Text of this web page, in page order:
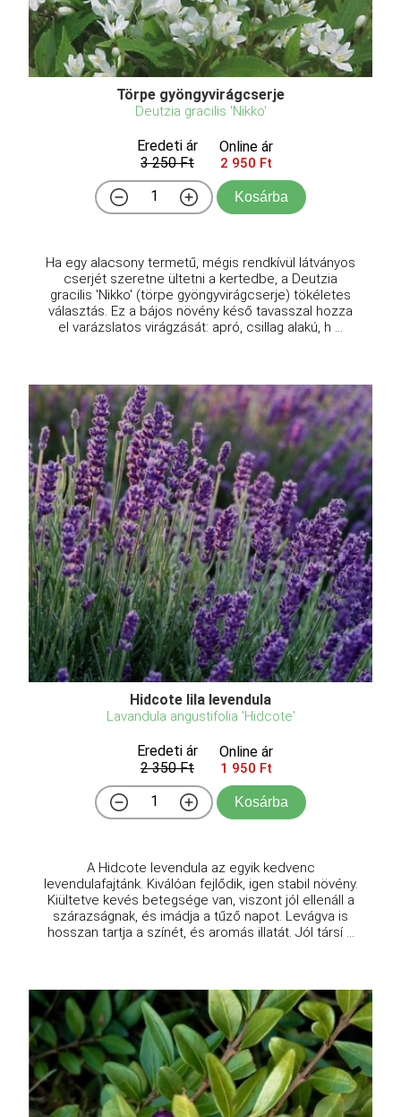
Törpe gyöngyvirágcserje
Deutzia gracilis 'Nikko'
Eredeti ár
3 250 Ft
Online ár
2 950 Ft
Kosárba
Ha egy alacsony termetű, mégis rendkívül látványos
cserjét szeretne ültetni a kertedbe, a Deutzia
gracilis 'Nikko' (törpe gyöngyvirágcserje) tökéletes
választás. Ez a bájos növény késő tavasszal hozza
el varázslatos virágzását: apró, csillag alakú, h ...
Hidcote lila levendula
Lavandula angustifolia 'Hidcote'
Eredeti ár
2 350 Ft
Online ár
1 950 Ft
Kosárba
A Hidcote levendula az egyik kedvenc
levendulafajtánk. Kiválóan fejlődik, igen stabil növény.
Kiültetve kevés betegsége van, viszont jól ellenáll a
szárazságnak, és imádja a tűző napot. Levágva is
hosszan tartja a színét, és aromás illatát. Jól társí ...